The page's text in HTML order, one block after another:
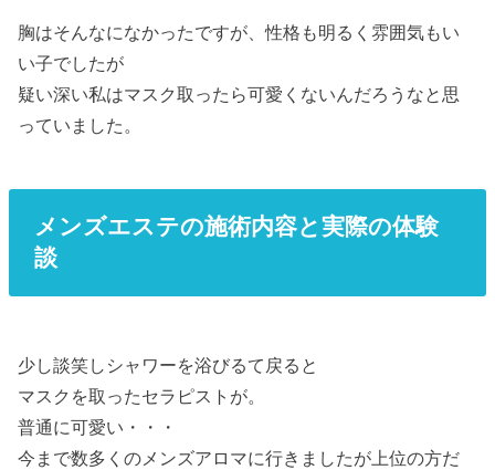
胸はそんなになかったですが、性格も明るく雰囲気もい
い子でしたが
疑い深い私はマスク取ったら可愛くないんだろうなと思
っていました。
メンズエステの施術内容と実際の体験
談
少し談笑しシャワーを浴びるて戻ると
マスクを取ったセラピストが。
普通に可愛い・・・
今まで数多くのメンズアロマに行きましたが上位の方だ